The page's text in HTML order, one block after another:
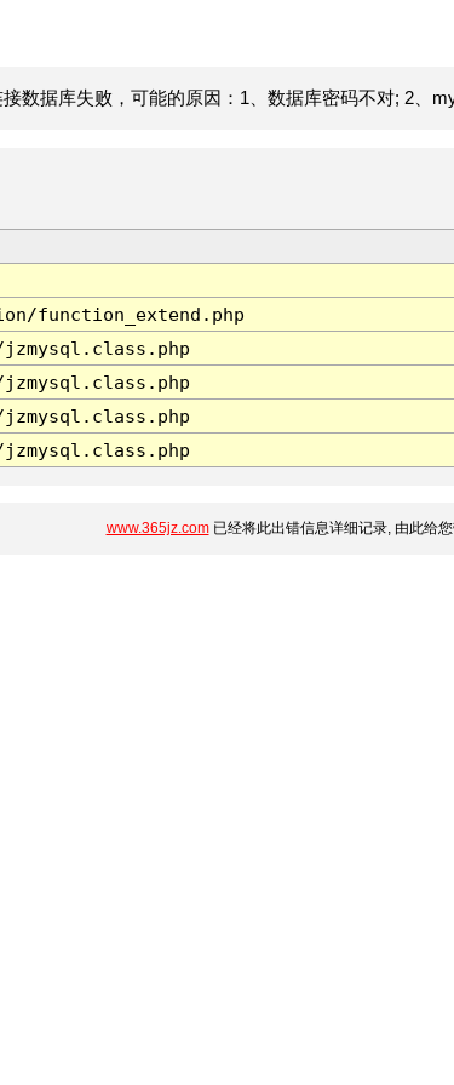
数据库失败，可能的原因：1、数据库密码不对; 2、
function_extend.php
www.365jz.com已经将此出错信息详细记录, 由此给